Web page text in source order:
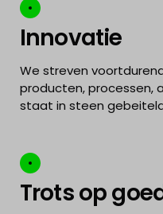
Innovatie
We streven
producten, processen,
staat in steen
Trots op